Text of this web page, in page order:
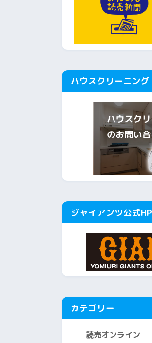
ハウスクリーニング
ジャイアンツ公式HP
カテゴリー
読売オンライン